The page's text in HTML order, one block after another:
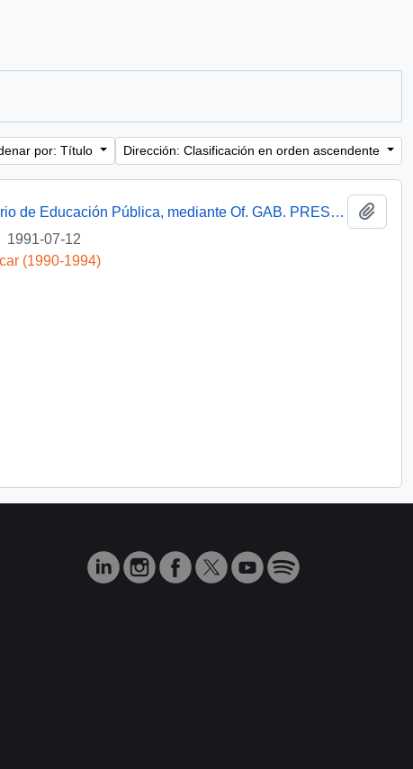
por: Título Dirección: Clasificación en orden ascendente
[Informa que carta fue remitida a Ministerio de Educación Pública, mediante Of. GAB. PRES. (0) 91/2438]
1991-07-12
(1990-1994)